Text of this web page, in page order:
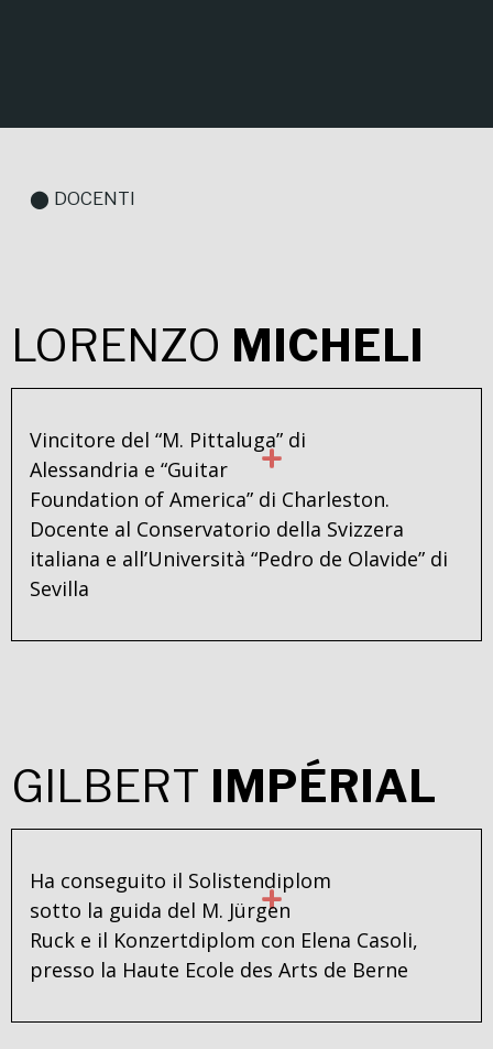
⬤ DOCENTI
LORENZO MICHELI
Vincitore del “M. Pittaluga” di
Alessandria e “Guitar
Foundation of America” di Charleston.
Docente al Conservatorio della Svizzera
italiana e all’Università “Pedro de Olavide” di
Sevilla
GILBERT IMPÉRIAL
Ha conseguito il Solistendiplom
sotto la guida del M. Jürgen
Ruck e il Konzertdiplom con Elena Casoli,
presso la Haute Ecole des Arts de Berne